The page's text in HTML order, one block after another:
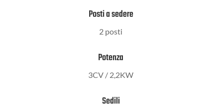
Posti a sedere
2 posti
Potenza
3CV / 2,2KW
Sedili